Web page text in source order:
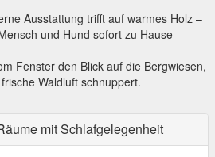
Ausstattung trifft auf warmes Holz –
und Hund sofort zu Hause
Fenster den Blick auf die Bergwiesen,
Waldluft schnuppert.
mit Schlafgelegenheit